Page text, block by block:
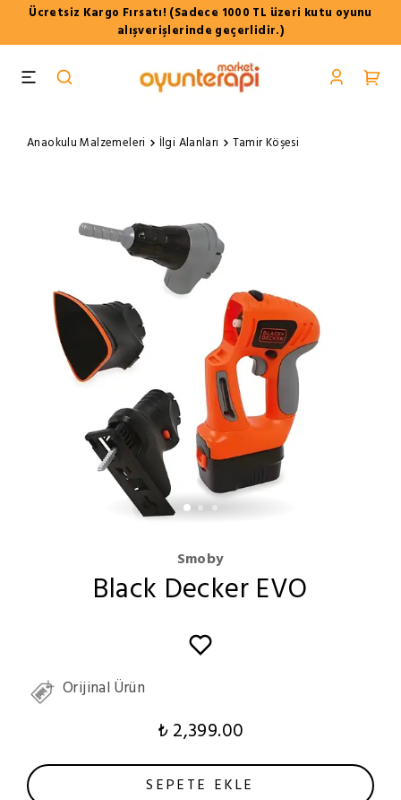
Ücretsiz Kargo Fırsatı! (Sadece 1000 TL üzeri kutu oyunu
alışverişlerinde geçerlidir.)
Anaokulu Malzemeleri İlgi Alanları Tamir Köşesi
Smoby
Black Decker EVO
Orijinal Ürün
₺ 2,399.00
SEPETE EKLE